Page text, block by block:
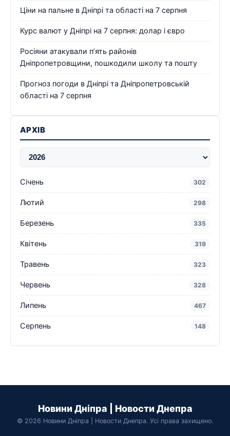
Ціни на пальне в Дніпрі та області на 7 серпня
Курс валют у Дніпрі на 7 серпня: долар і євро
Росіяни атакували п’ять районів
Дніпропетровщини, пошкодили школу та пошту
Прогноз погоди в Дніпрі та Дніпропетровській
області на 7 серпня
АРХІВ
Січень 302
Лютий 298
Березень 335
Квітень 319
Травень 323
Червень 328
Липень 467
Серпень 148
Новини Дніпра | Новости Днепра
© 2026 Новини Дніпра | Новости Днепра. Усі права захищено.